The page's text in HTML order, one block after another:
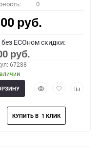
0
руб.
ECOном скидки:
руб.
67288
БыстрыйДобавить
избранное
Добавить